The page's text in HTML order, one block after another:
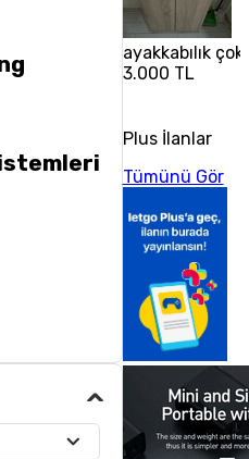
ayakkabılık
3.000 TL
Plus İlanlar
Tümünü Gör